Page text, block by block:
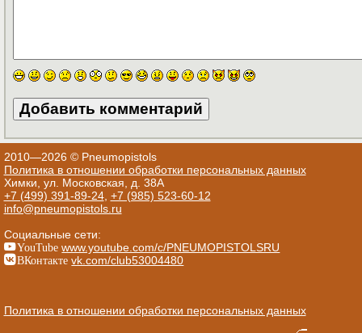
2010—2026 © Pneumopistols
Политика в отношении обработки персональных данных
Химки, ул. Московская, д. 38А
+7 (499) 391-89-24, +7 (985) 523-60-12
info@pneumopistols.ru
Социальные сети:
YouTube www.youtube.com/c/PNEUMOPISTOLSRU
ВКонтакте vk.com/club53004480
Политика в отношении обработки персональных данных